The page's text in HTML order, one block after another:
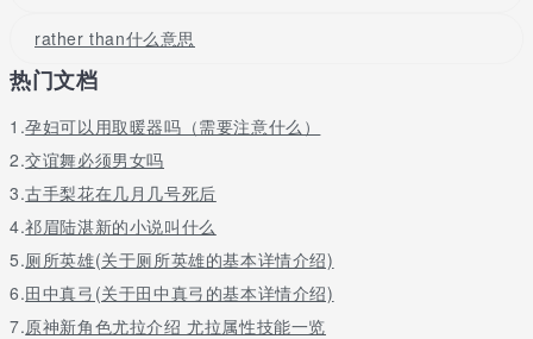
我们共同经历了这些风风雨雨后，彼此更加相爱了。
你决不会像疼爱自己的宝宝一样疼爱别人。
3.myloveforallmychildrenisunconditional
我对自己所有孩子的爱都是无条件的。
4.welovedthefoodsomuch,especiallythefishdishes
我们很喜欢这些食物，尤其是鱼。
rather than什么意思
热门文档
1.孕妇可以用取暖器吗（需要注意什么）
2.交谊舞必须男女吗
3.古手梨花在几月几号死后
4.祁眉陆湛新的小说叫什么
5.厕所英雄(关于厕所英雄的基本详情介绍)
6.田中真弓(关于田中真弓的基本详情介绍)
7.原神新角色尤拉介绍 尤拉属性技能一览